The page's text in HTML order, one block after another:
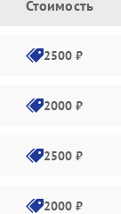
Стоимость
2500 ₽
2000 ₽
2500 ₽
2000 ₽